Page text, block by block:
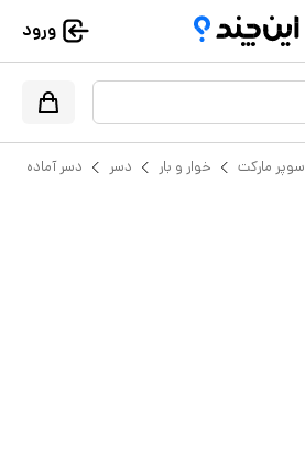
ورود
سوپر مارکت خوار و بار دسر دسر آماده